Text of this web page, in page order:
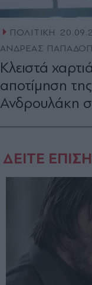
ΠΟΛΙΤΙΚΗ
ΑΝΔΡΕΑΣ
Κλειστά
αποτίμηση
Ανδρουλάκη